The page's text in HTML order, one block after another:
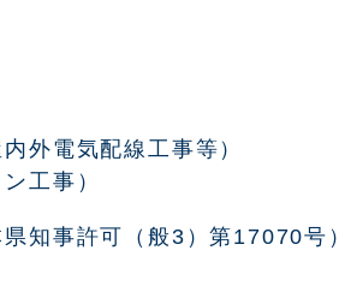
外電気配線工事等）
工事）
知事許可（般3）第17070号